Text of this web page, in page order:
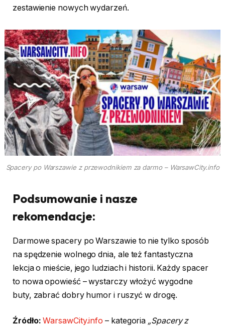
zestawienie nowych wydarzeń.
Spacery po Warszawie z przewodnikiem za darmo – WarsawCity.info
Podsumowanie i nasze
rekomendacje:
Darmowe spacery po Warszawie to nie tylko sposób
na spędzenie wolnego dnia, ale też fantastyczna
lekcja o mieście, jego ludziach i historii. Każdy spacer
to nowa opowieść – wystarczy włożyć wygodne
buty, zabrać dobry humor i ruszyć w drogę.
Źródło: WarsawCity.info– kategoria „Spacery z